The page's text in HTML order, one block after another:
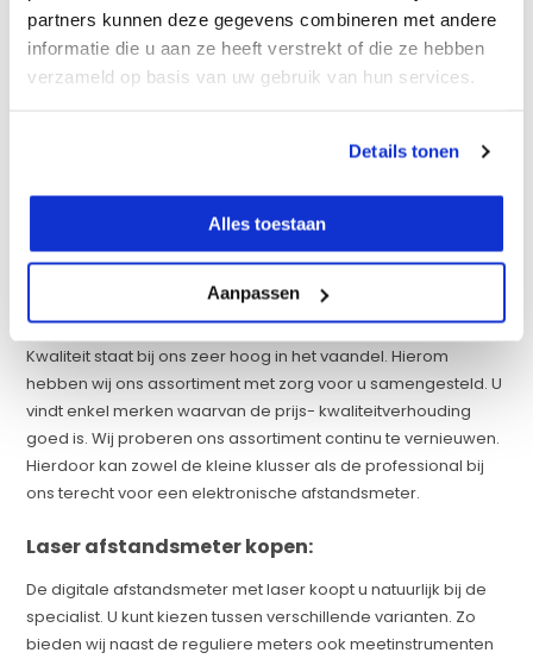
partners kunnen deze gegevens combineren met andere
informatie die u aan ze heeft verstrekt of die ze hebben
verzameld op basis van uw gebruik van hun services.
Details tonen
Alles toestaan
Aanpassen
assortiment kwaliteitsmerken. Zo vindt u bij ons de volgende
merken:
ADA
Leica DISTO™
Stanley
Kwaliteit staat bij ons zeer hoog in het vaandel. Hierom
hebben wij ons assortiment met zorg voor u samengesteld. U
vindt enkel merken waarvan de prijs- kwaliteitverhouding
goed is. Wij proberen ons assortiment continu te vernieuwen.
Hierdoor kan zowel de kleine klusser als de professional bij
ons terecht voor een elektronische afstandsmeter.
Laser afstandsmeter kopen:
De digitale afstandsmeter met laser koopt u natuurlijk bij de
specialist. U kunt kiezen tussen verschillende varianten. Zo
bieden wij naast de reguliere meters ook meetinstrumenten